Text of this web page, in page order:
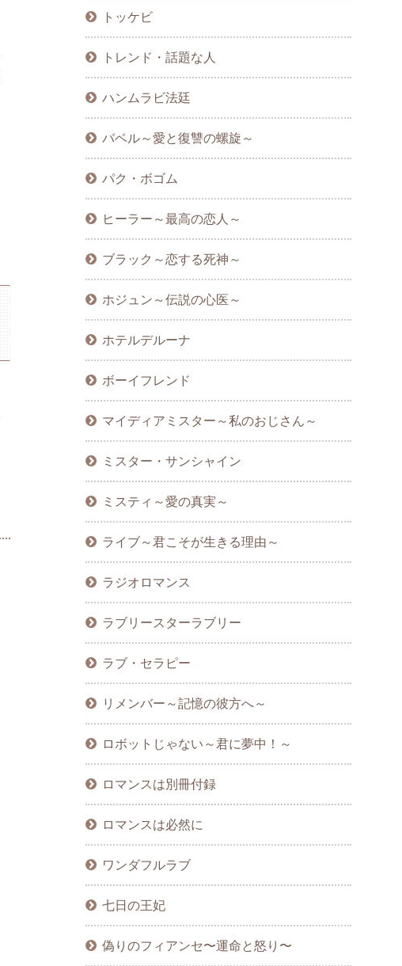
トッケビ
トレンド・話題な人
ハンムラビ法廷
バベル～愛と復讐の螺旋～
パク・ボゴム
ヒーラー～最高の恋人～
ブラック～恋する死神～
ホジュン～伝説の心医～
ホテルデルーナ
ボーイフレンド
マイディアミスター～私のおじさん～
ミスター・サンシャイン
ミスティ～愛の真実～
ライブ～君こそが生きる理由～
ラジオロマンス
ラブリースターラブリー
ラブ・セラピー
リメンバー～記憶の彼方へ～
ロボットじゃない～君に夢中！～
ロマンスは別冊付録
ロマンスは必然に
ワンダフルラブ
七日の王妃
偽りのフィアンセ〜運命と怒り〜